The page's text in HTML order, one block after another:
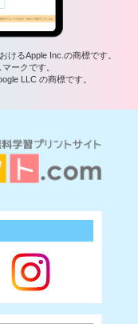
けるApple Inc.の商標です。
ークです。
LLC の商標です。